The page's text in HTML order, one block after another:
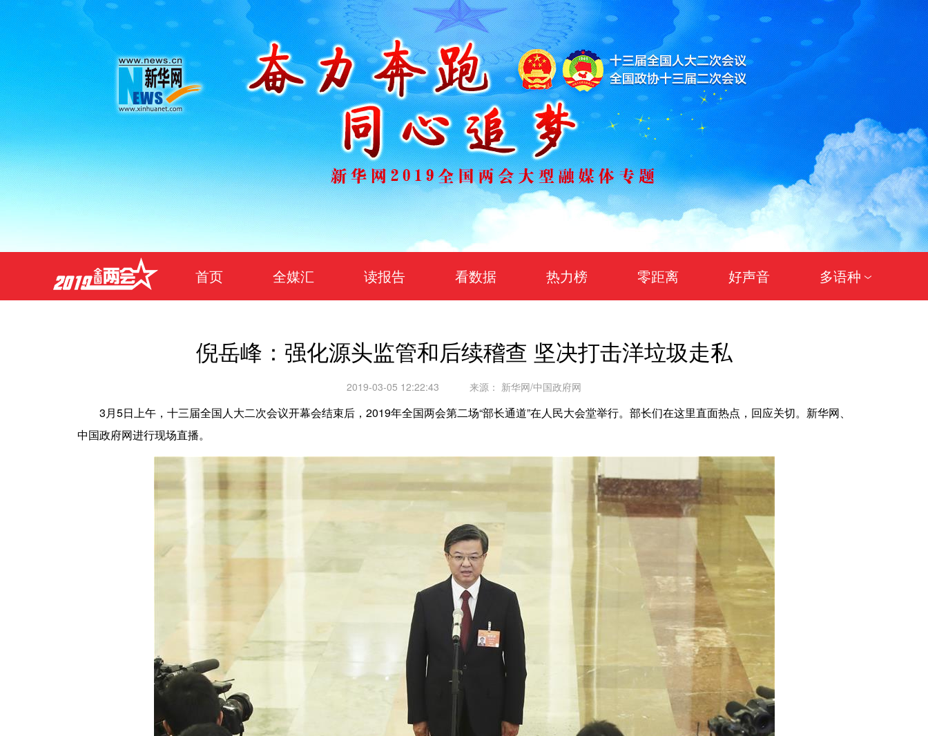
首页 全媒汇 读报告 看数据 热力榜 零距离 好声音 多语种
日本語
倪岳峰：强化源头监管和后续稽查 坚决打击洋垃圾走私
2019-03-05 12:22:43 来源： 新华网/中国政府网
3月5日上午，十三届全国人大二次会议开幕会结束后，2019年全国两会第二场“部长通道”在人民大会堂举行。部长们在这里直面热点，回应关切。新华网、
中国政府网进行现场直播。